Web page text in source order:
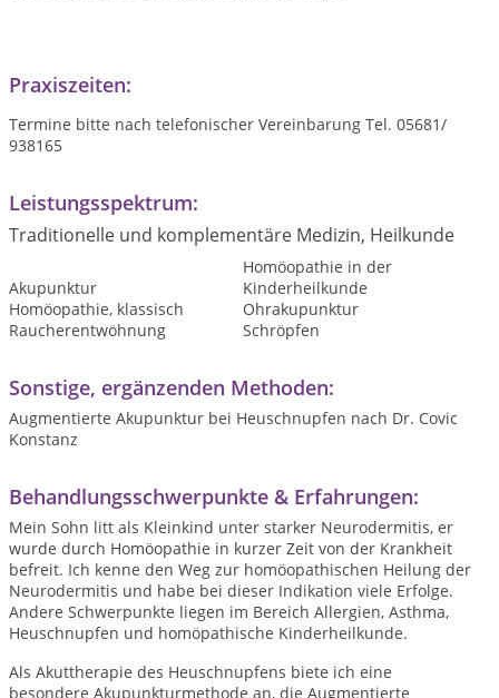
Praxiszeiten:
Termine bitte nach telefonischer Vereinbarung Tel. 05681/
938165
Leistungsspektrum:
Traditionelle und komplementäre Medizin, Heilkunde
Akupunktur
Homöopathie in der
Kinderheilkunde
Homöopathie, klassisch
Ohrakupunktur
Raucherentwöhnung
Schröpfen
Sonstige, ergänzenden Methoden:
Augmentierte Akupunktur bei Heuschnupfen nach Dr. Covic
Konstanz
Behandlungsschwerpunkte & Erfahrungen:
Mein Sohn litt als Kleinkind unter starker Neurodermitis, er
wurde durch Homöopathie in kurzer Zeit von der Krankheit
befreit. Ich kenne den Weg zur homöopathischen Heilung der
Neurodermitis und habe bei dieser Indikation viele Erfolge.
Andere Schwerpunkte liegen im Bereich Allergien, Asthma,
Heuschnupfen und homöpathische Kinderheilkunde.
Als Akuttherapie des Heuschnupfens biete ich eine
besondere Akupunkturmethode an, die Augmentierte